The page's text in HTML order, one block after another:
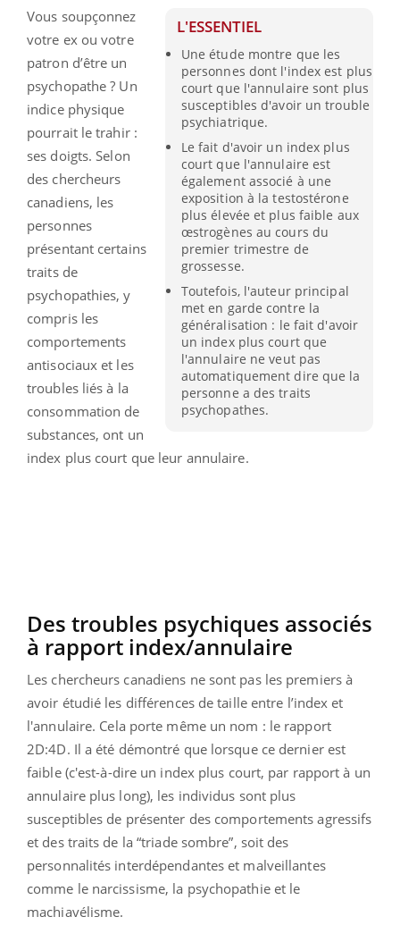
L'ESSENTIEL
Une étude montre que les
personnes dont l'index est plus
court que l'annulaire sont plus
susceptibles d'avoir un trouble
psychiatrique.
Le fait d'avoir un index plus
court que l'annulaire est
également associé à une
exposition à la testostérone
plus élevée et plus faible aux
œstrogènes au cours du
premier trimestre de
grossesse.
Toutefois, l'auteur principal
met en garde contre la
généralisation : le fait d'avoir
un index plus court que
l'annulaire ne veut pas
automatiquement dire que la
personne a des traits
psychopathes.
Vous soupçonnez
votre ex ou votre
patron d’être un
psychopathe ? Un
indice physique
pourrait le trahir :
ses doigts. Selon
des chercheurs
canadiens, les
personnes
présentant certains
traits de
psychopathies, y
compris les
comportements
antisociaux et les
troubles liés à la
consommation de
substances, ont un
index plus court que leur annulaire.
Des troubles psychiques associés
à rapport index/annulaire
Les chercheurs canadiens ne sont pas les premiers à
avoir étudié les différences de taille entre l’index et
l'annulaire. Cela porte même un nom : le rapport
2D:4D. Il a été démontré que lorsque ce dernier est
faible (c'est-à-dire un index plus court, par rapport à un
annulaire plus long), les individus sont plus
susceptibles de présenter des comportements agressifs
et des traits de la “triade sombre”, soit des
personnalités interdépendantes et malveillantes
comme le narcissisme, la psychopathie et le
machiavélisme.